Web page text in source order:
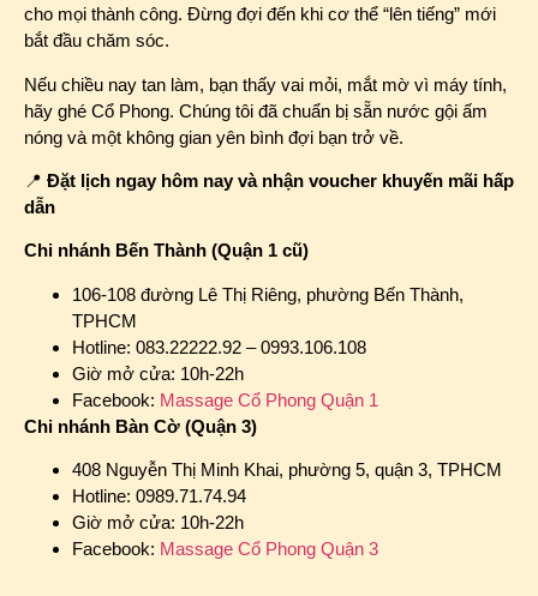
cho mọi thành công. Đừng đợi đến khi cơ thể “lên tiếng” mới
bắt đầu chăm sóc.
Nếu chiều nay tan làm, bạn thấy vai mỏi, mắt mờ vì máy tính,
hãy ghé Cổ Phong. Chúng tôi đã chuẩn bị sẵn nước gội ấm
nóng và một không gian yên bình đợi bạn trở về.
📍 Đặt lịch ngay hôm nay và nhận voucher khuyến mãi hấp
dẫn
Chi nhánh Bến Thành (Quận 1 cũ)
106-108 đường Lê Thị Riêng, phường Bến Thành,
TPHCM
Hotline: 083.22222.92 – 0993.106.108
Giờ mở cửa: 10h-22h
Facebook: Massage Cổ Phong Quận 1
Chi nhánh Bàn Cờ (Quận 3)
408 Nguyễn Thị Minh Khai, phường 5, quận 3, TPHCM
Hotline: 0989.71.74.94
Giờ mở cửa: 10h-22h
Facebook: Massage Cổ Phong Quận 3